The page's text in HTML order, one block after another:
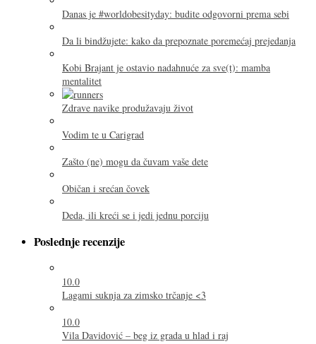
Danas je #worldobesityday: budite odgovorni prema sebi
Da li bindžujete: kako da prepoznate poremećaj prejedanja
Kobi Brajant je ostavio nadahnuće za sve(t): mamba
mentalitet
Zdrave navike produžavaju život
Vodim te u Carigrad
Zašto (ne) mogu da čuvam vaše dete
Običan i srećan čovek
Deda, ili kreći se i jedi jednu porciju
Poslednje recenzije
10.0
Lagami suknja za zimsko trčanje <3
10.0
Vila Davidović – beg iz grada u hlad i raj